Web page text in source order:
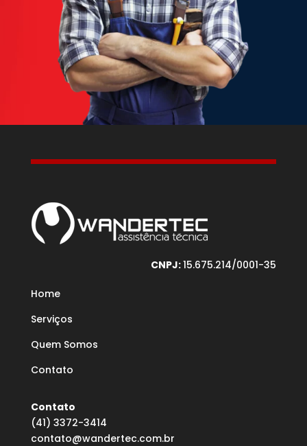
CNPJ:15.675.214/0001-35
Home
Serviços
Quem Somos
Contato
Contato
(41) 3372-3414
contato@wandertec.com.br